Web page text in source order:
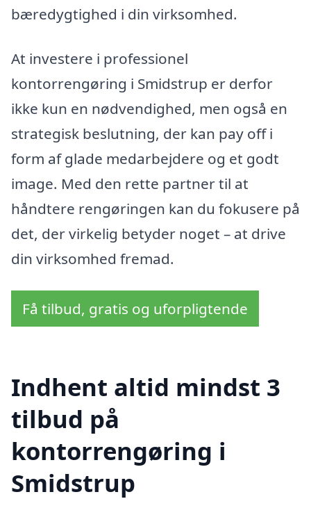
bæredygtighed i din virksomhed.
At investere i professionel
kontorrengøring i Smidstrup er derfor
ikke kun en nødvendighed, men også en
strategisk beslutning, der kan pay off i
form af glade medarbejdere og et godt
image. Med den rette partner til at
håndtere rengøringen kan du fokusere på
det, der virkelig betyder noget – at drive
din virksomhed fremad.
Få tilbud, gratis og uforpligtende
Indhent altid mindst 3
tilbud på
kontorrengøring i
Smidstrup